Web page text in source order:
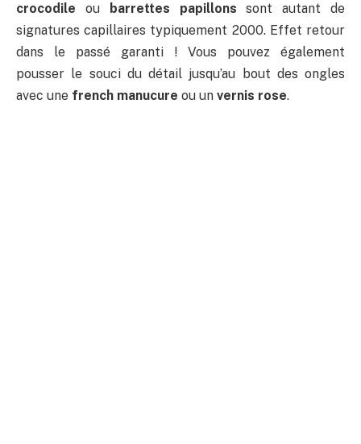
crocodile ou barrettes papillons sont autant de
signatures capillaires typiquement 2000. Effet retour
dans le passé garanti ! Vous pouvez également
pousser le souci du détail jusqu’au bout des ongles
avec une french manucure ou un vernis rose.